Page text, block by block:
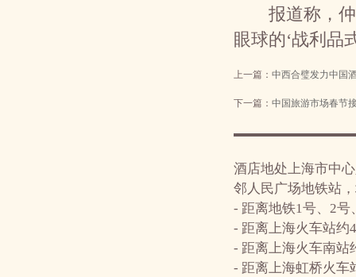
报道称，仲
眼球的‘战利品
上一篇： 中西合璧发力中国
下一篇： 中国旅游市场春节
酒店地处上海市中
邻人民广场地铁站
- 距离地铁1号、2号
- 距离上海火车站约
- 距离上海火车南站
- 距离上海虹桥火车